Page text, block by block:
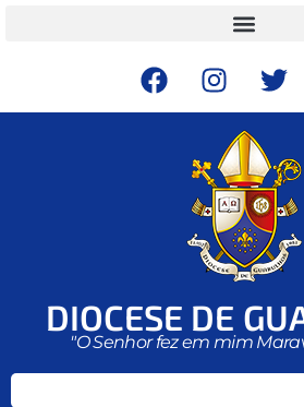
DIOCESE DE
"O Senhor fez em mim